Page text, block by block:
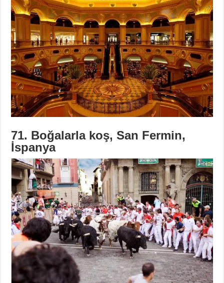
71. Boğalarla koş, San Fermin,
İspanya